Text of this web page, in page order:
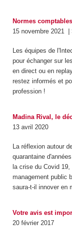
Normes
15 novembre 2021
|
Les équipes de
pour échanger sur
en direct ou en
restez informés et
profession !
Madina Rival, le
13 avril 2020
La réflexion autour
quarantaine
la crise du Covid
management public
saura-t-il innover en
Votre avis est
20 février 2017